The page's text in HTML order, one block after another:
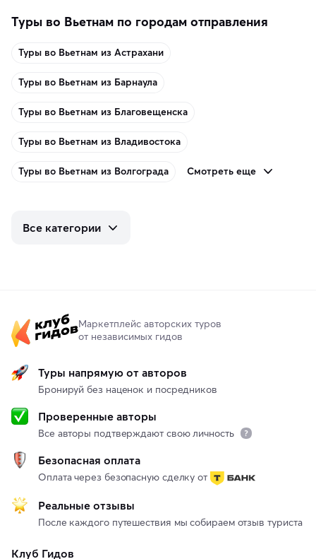
Туры во Вьетнам по городам отправления
Туры во Вьетнам из Астрахани
Туры во Вьетнам из Барнаула
Туры во Вьетнам из Благовещенска
Туры во Вьетнам из Владивостока
Туры во Вьетнам из Волгограда Смотреть еще
Все категории
Маркетплейс авторских туров
от независимых гидов
Туры напрямую от авторов
Бронируй без наценок и посредников
Проверенные авторы
Все авторы подтверждают свою личность
Безопасная оплата
Оплата через безопасную сделку от
Реальные отзывы
После каждого путешествия мы собираем отзыв туриста
Клуб Гидов